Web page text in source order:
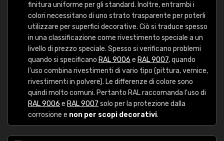
finitura uniforme per gli standard. Inoltre, entrambi i
colori necessitano di uno strato trasparente per poterli
utilizzare per superfici decorative. Ciò si traduce spesso
in una classificazione come rivestimento speciale a un
livello di prezzo speciale. Spesso si verificano problemi
quando si specificano RAL 9006 e RAL 9007, quando
l'uso combina rivestimenti di vario tipo (pittura, vernice,
rivestimenti in polvere). Le differenze di colore sono
quindi molto comuni. Pertanto RAL raccomanda l'uso di
RAL 9006 e RAL 9007 solo per la protezione dalla
corrosione e non per scopi decorativi.